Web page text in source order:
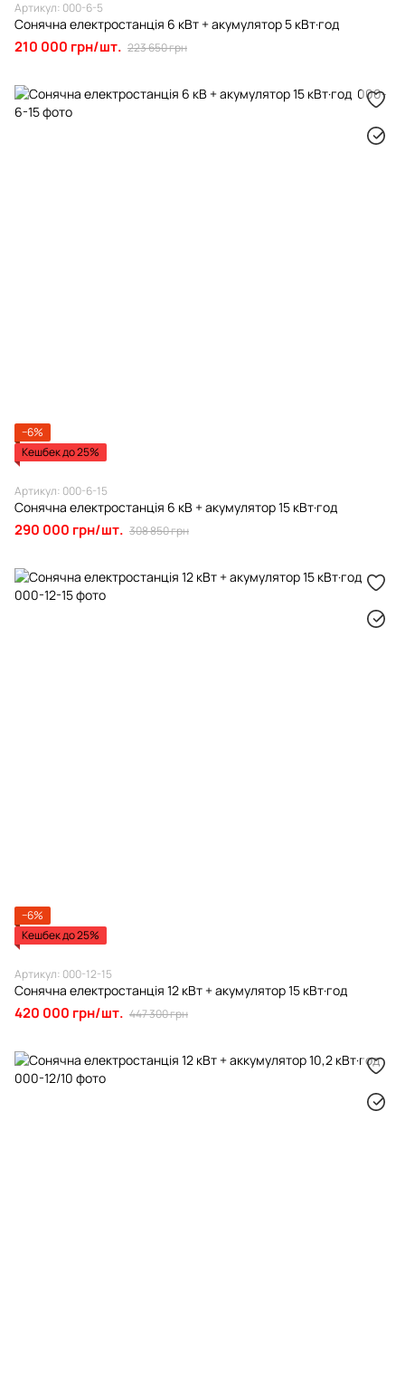
Артикул: 000-6-5
Сонячна електростанція 6 кВт + акумулятор 5 кВт·год
210 000 грн/шт. 223 650 грн
−6%
Кешбек до 25%
Артикул: 000-6-15
Сонячна електростанція 6 кВ + акумулятор 15 кВт·год
290 000 грн/шт. 308 850 грн
−6%
Кешбек до 25%
Артикул: 000-12-15
Сонячна електростанція 12 кВт + акумулятор 15 кВт·год
420 000 грн/шт. 447 300 грн